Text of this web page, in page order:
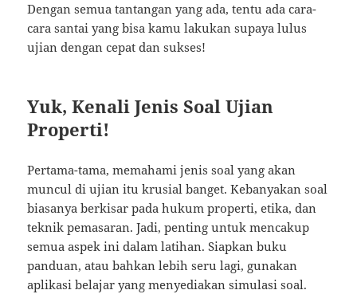
Dengan semua tantangan yang ada, tentu ada cara-
cara santai yang bisa kamu lakukan supaya lulus
ujian dengan cepat dan sukses!
Yuk, Kenali Jenis Soal Ujian
Properti!
Pertama-tama, memahami jenis soal yang akan
muncul di ujian itu krusial banget. Kebanyakan soal
biasanya berkisar pada hukum properti, etika, dan
teknik pemasaran. Jadi, penting untuk mencakup
semua aspek ini dalam latihan. Siapkan buku
panduan, atau bahkan lebih seru lagi, gunakan
aplikasi belajar yang menyediakan simulasi soal.